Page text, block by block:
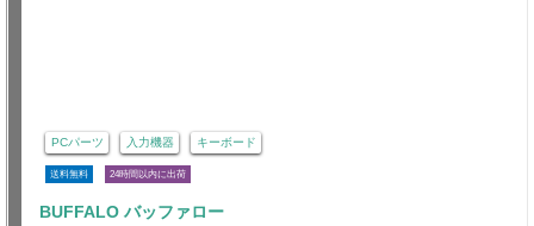
PCパーツ 入力機器 キーボード
送料無料 24時間以内に出荷
BUFFALO バッファロー